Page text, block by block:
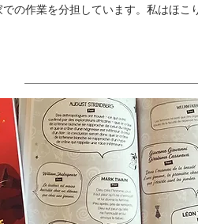
の作業を分担しています。私はほこ